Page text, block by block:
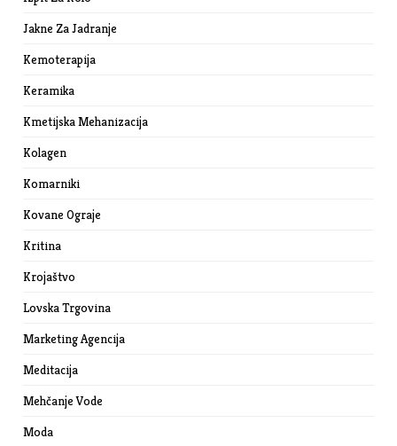
Jakne Za Jadranje
Kemoterapija
Keramika
Kmetijska Mehanizacija
Kolagen
Komarniki
Kovane Ograje
Kritina
Krojaštvo
Lovska Trgovina
Marketing Agencija
Meditacija
Mehčanje Vode
Moda